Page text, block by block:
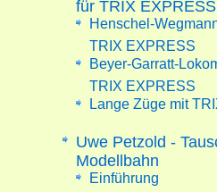
für TRIX EXPRESS
Henschel-
TRIX EXPRESS
Beyer-Garratt-
TRIX EXPRESS
Lange Züge mit
Uwe Petzold -
Modellbahn
Einführung